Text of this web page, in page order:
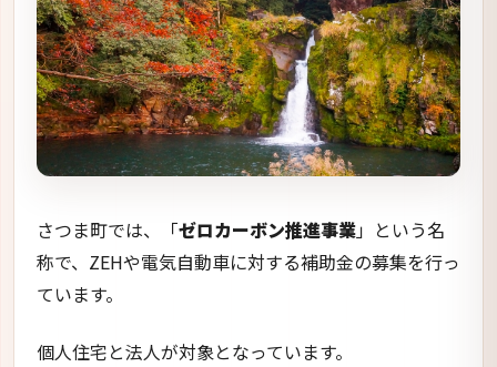
ています。
個人住宅と法人が対象となっています。
ゼロカーボン推進事業／さつま町公式ホームページ
(satsuma-net.jp)
事業の目的
さつま町では、令和4年9月22日に行われた「持続可
言」に基づいて補助金事業を行っています。